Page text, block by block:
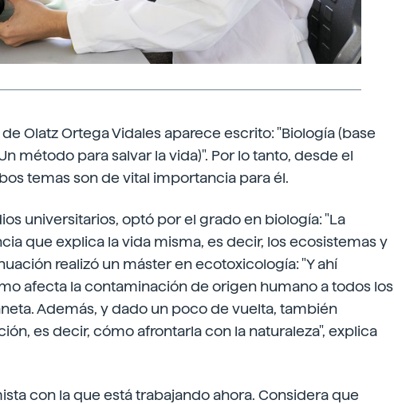
Olatz Ortega Vidales aparece escrito: "Biología (base
método para salvar la vida)". Por lo tanto, desde el
temas son de vital importancia para él.
universitarios, optó por el grado en biología: "La
que explica la vida misma, es decir, los ecosistemas y
realizó un máster en ecotoxicología: "Y ahí
afecta la contaminación de origen humano a todos los
Además, y dado un poco de vuelta, también
es decir, cómo afrontarla con la naturaleza", explica
con la que está trabajando ahora. Considera que